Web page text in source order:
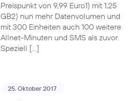
Preispunkt von 9,99 Euro1) mit 1,25
GB2) nun mehr Datenvolumen und
mit 300 Einheiten auch 100 weitere
Allnet-Minuten und SMS als zuvor.
Speziell […]
25. Oktober 2017